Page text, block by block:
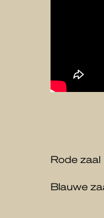
Rode zaal
Blauwe